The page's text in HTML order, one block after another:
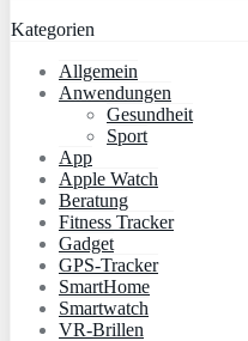
Kategorien
Allgemein
Anwendungen
Gesundheit
Sport
App
Apple Watch
Beratung
Fitness Tracker
Gadget
GPS-Tracker
SmartHome
Smartwatch
VR-Brillen